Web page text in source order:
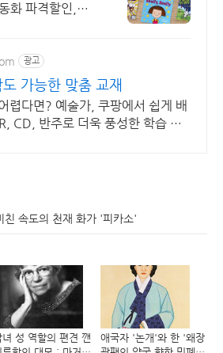
화 파격할인,빠
광고
가능한 맞춤 교재
렵다면? 예술가, 쿠팡에서 쉽게 배
CD, 반주로 더욱 풍성한 학습 경
친 속도의 천재 화가 '피카소'
녀 성 역할의 편견 깬
애국자 '논개'와 한 '왜장